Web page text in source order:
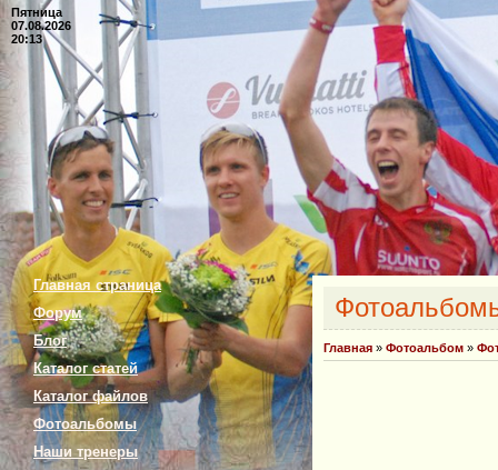
Пятница
07.08.2026
20:13
Главная страница
Форум
Блог
Каталог статей
Каталог файлов
Фотоальбомы
Наши тренеры
Главная » Фотоальбом »